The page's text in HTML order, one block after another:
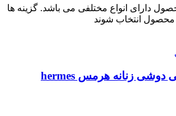
دارای انواع مختلفی می باشد. گزینه ها
انتخاب شوند